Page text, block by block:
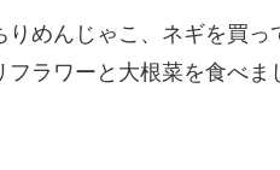
りめんじゃこ、ネギを買っ
ラワーと大根菜を食べま